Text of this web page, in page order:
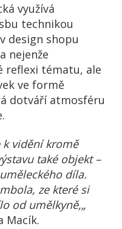
využívá
technikou
design shopu
nejenže
reflexi tématu, ale
ve formě
dotváří atmosféru
k vidění kromě
také objekt –
díla.
ze které si
od umělkyně,„
Macík.